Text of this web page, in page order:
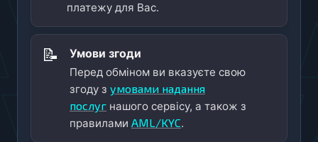
платежу для Вас.
📝
Умови згоди
Перед обміном ви вказуєте свою
згоду з умовами надання
послуг нашого сервісу, а також з
правилами AML/KYC.